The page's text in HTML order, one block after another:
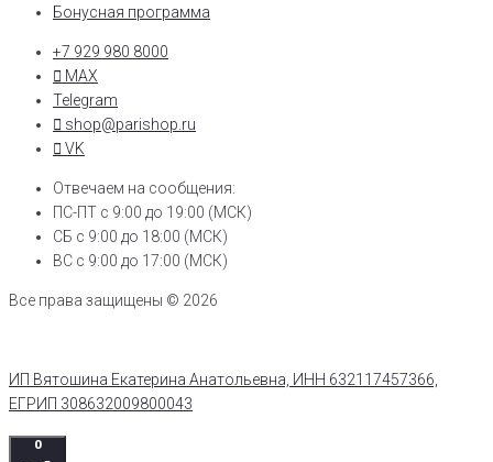
Бонусная программа
+7 929 980 8000
MAX
Telegram
shop@parishop.ru
VK
Отвечаем на сообщения:
ПС-ПТ с 9:00 до 19:00 (МСК)
СБ с 9:00 до 18:00 (МСК)
ВС с 9:00 до 17:00 (МСК)
Все права защищены © 2026
ИП Вятошина Екатерина Анатольевна, ИНН 632117457366,
ЕГРИП 308632009800043
0